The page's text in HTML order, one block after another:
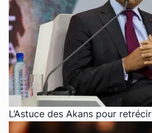
L’Astuce des Akans pour